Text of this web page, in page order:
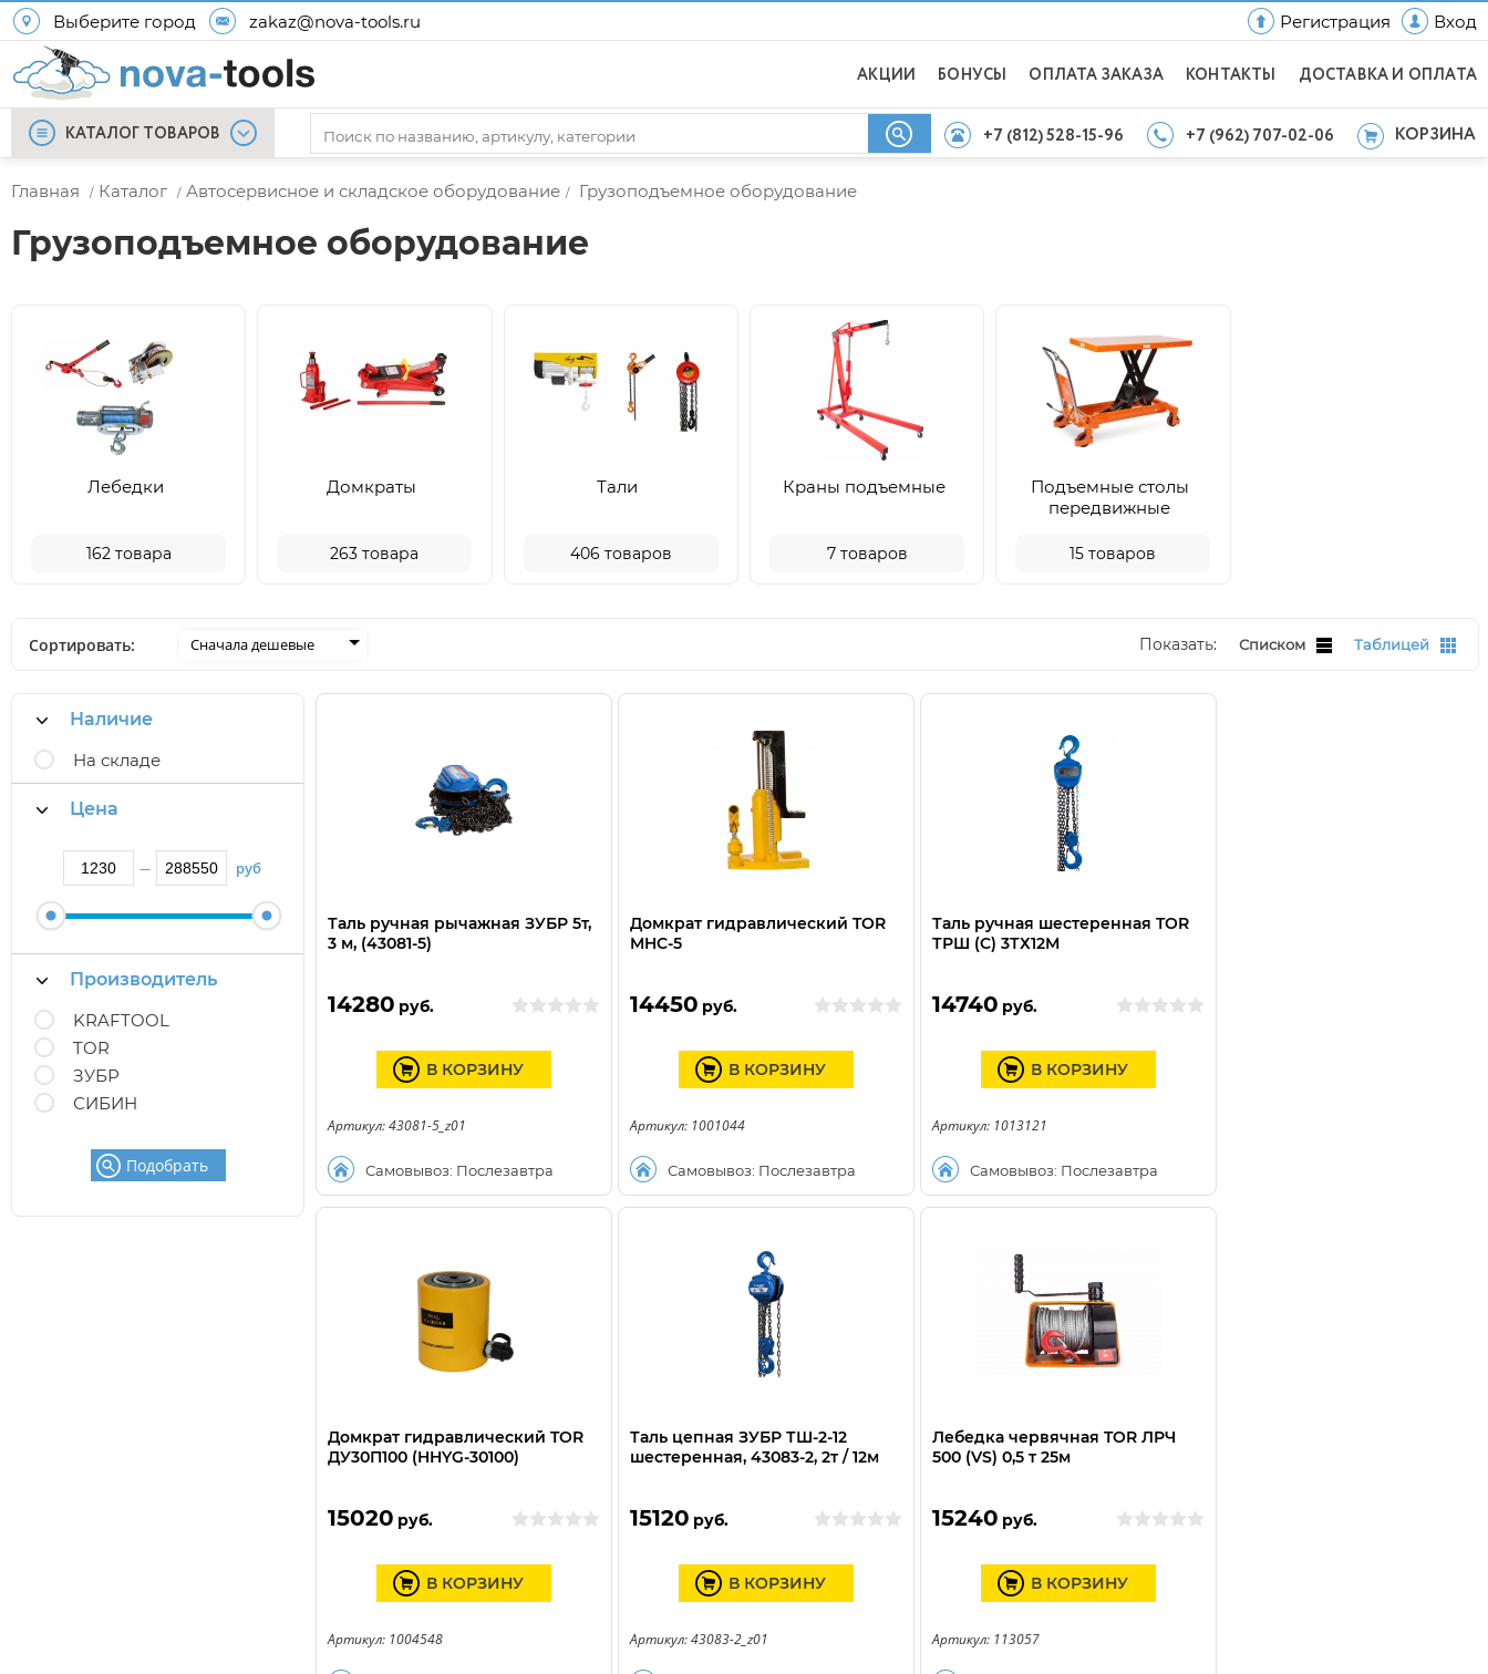
Выберите город zakaz@nova-tools.ru Регистрация Вход
АКЦИИ БОНУСЫ ОПЛАТА ЗАКАЗА КОНТАКТЫ ДОСТАВКА И ОПЛАТА
КАТАЛОГ ТОВАРОВ +7 (812) 528-15-96 +7 (962) 707-02-06 КОРЗИНА
Главная / Каталог / Автосервисное и складское оборудование / Грузоподъемное оборудование
Грузоподъемное оборудование
Лебедки
162 товара
Домкраты
263товара
Тали
406 товаров
Краны подъемные
7 товаров
Подъемные столы
передвижные
15товаров
Сортировать: Сначала дешевые Показать: Списком Таблицей
Наличие
На складе
Цена
— руб
Производитель
KRAFTOOL
TOR
ЗУБР
СИБИН
Подобрать
Таль ручная рычажная ЗУБР 5т,
3 м, (43081-5)
14280 руб.
Самовывоз: Послезавтра
В КОРЗИНУ
Артикул: 43081-5_z01
Домкрат гидравлический TOR
MHC-5
14450 руб.
Самовывоз: Послезавтра
В КОРЗИНУ
Артикул: 1001044
Таль ручная шестеренная TOR
ТРШ (C) 3ТХ12М
14740 руб.
Самовывоз: Послезавтра
В КОРЗИНУ
Артикул: 1013121
Домкрат гидравлический TOR
ДУ30П100 (HHYG-30100)
15020 руб.
В КОРЗИНУ
Артикул: 1004548
Таль цепная ЗУБР ТШ-2-12
шестеренная, 43083-2, 2т / 12м
15120 руб.
В КОРЗИНУ
Артикул: 43083-2_z01
Лебедка червячная TOR ЛРЧ
500 (VS) 0,5 т 25м
15240 руб.
В КОРЗИНУ
Артикул: 113057